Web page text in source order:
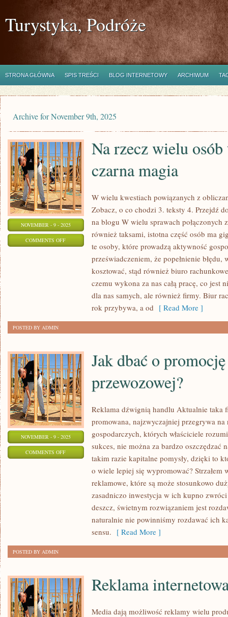
Turystyka, Podróże
STRONA GŁÓWNA SPIS TREŚCI BLOG INTERNETOWY ARCHIWUM
Archive for November 9th, 2025
NOVEMBER - 9 - 2025
COMMENTS OFFON
MAGIA
Na rzecz wielu
czarna magia
W wielu kwestiach powiązanych z
Zobacz, o co chodzi 3. teksty 4. Przejdź
na blogu W wielu sprawach połączonych
również taksami, istotna część osób ma
te osoby, które prowadzą aktywność
przeświadczeniem, że popełnienie
kosztować, stąd również biuro
czemu wykona za nas całą pracę, co jest
dla nas samych, ale również firmy. Biur
rok przybywa, a od [ Read More ]
POSTED BY ADMIN
NOVEMBER - 9 - 2025
COMMENTS OFFON
Jak dbać o
przewozowej?
Reklama dźwignią handlu Aktualnie taka
promowana, najzwyczajniej przegrywa
gospodarczych, których właściciele
sukces, nie można za bardzo oszczędzać
takim razie kapitalne pomysły, dzięki to
o wiele lepiej się wypromować? Strzałem
reklamowe, które są może stosunkowo
zasadniczo inwestycja w ich kupno
deszcz, świetnym rozwiązaniem jest
naturalnie nie powinniśmy rozdawać ich
sensu. [ Read More ]
POSTED BY ADMIN
Reklama
Media dają możliwość reklamy wielu